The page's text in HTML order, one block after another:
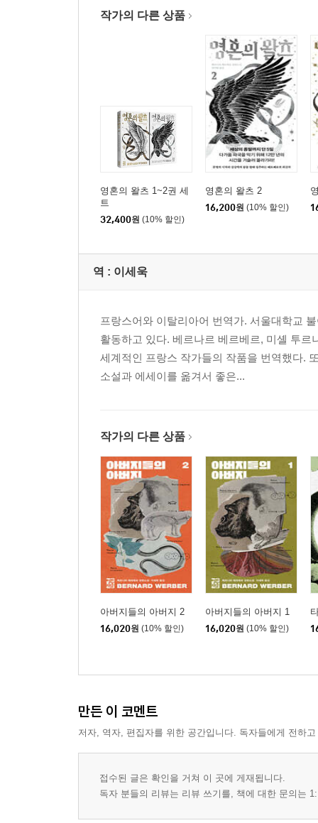
작가의 다른 상품
영혼의 왈츠 1~2권 세
트
32,400원 (10% 할인)
영혼의 왈츠 2
16,200원 (10% 할인)
역 : 이세욱
프랑스어와 이탈리아어 번역가. 서울대학교
활동하고 있다. 베르나르 베르베르, 미셸 투
세계적인 프랑스 작가들의 작품을 번역했다.
소설과 에세이를 옮겨서 좋은...
작가의 다른 상품
아버지들의 아버지 2
16,020원 (10% 할인)
아버지들의 아버지 1
16,020원 (10% 할인)
만든 이 코멘트
저자, 역자, 편집자를 위한 공간입니다. 독자들에게 전하
접수된 글은 확인을 거쳐 이 곳에 게재됩니다.
독자 분들의 리뷰는 리뷰 쓰기를, 책에 대한 문의는